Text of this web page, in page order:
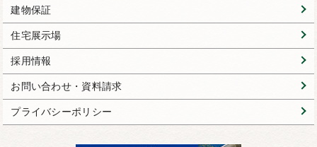
建物保証
住宅展示場
採用情報
お問い合わせ・資料請求
プライバシーポリシー